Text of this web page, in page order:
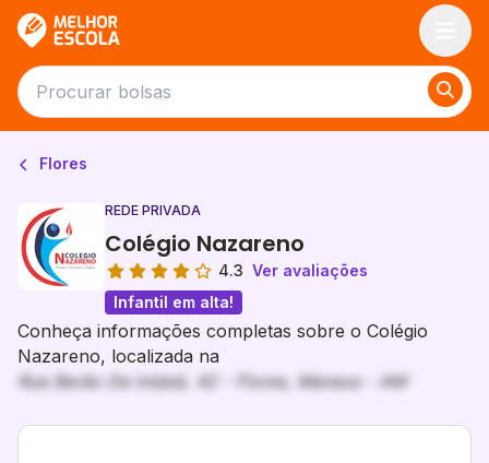
Flores
REDE PRIVADA
Colégio Nazareno
4.3 Ver avaliações
Infantil em alta!
Conheça informações completas sobre o Colégio
Nazareno, localizada na
Rua Barão De Indaiá, 42 - Flores, Manaus - AM